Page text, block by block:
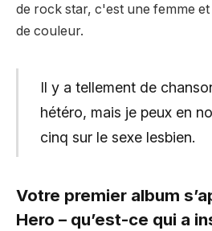
de rock star, c'est une femme
de couleur.
Il y a tellement de
hétéro, mais je peux en
cinq sur le sexe lesbien.
Votre premier album
Hero – qu’est-ce qui a